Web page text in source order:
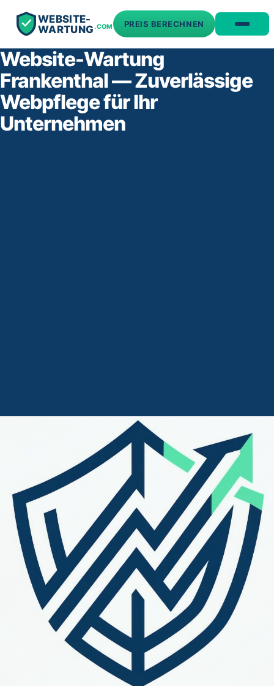
WEBSITE-
WARTUNG.COM PREIS BERECHNEN
Website-Wartung
Frankenthal — Zuverlässige
Webpflege für Ihr
Unternehmen